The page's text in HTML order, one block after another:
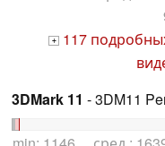
+ 117
3DMark 11 - 3DM11